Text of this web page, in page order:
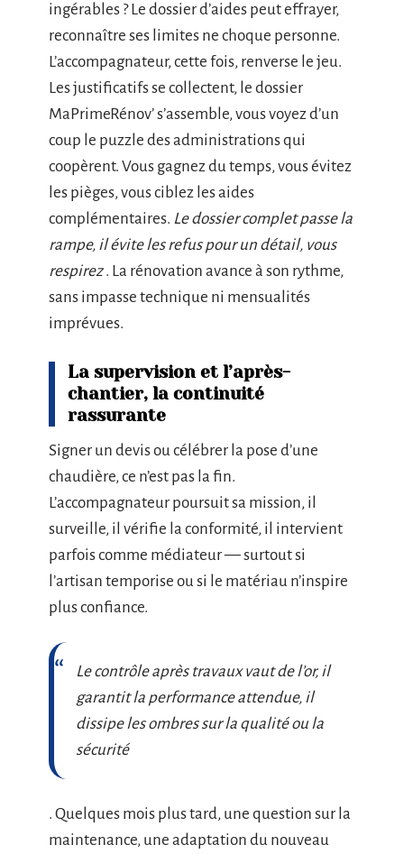
ingérables ? Le dossier d’aides peut effrayer,
reconnaître ses limites ne choque personne.
L’accompagnateur, cette fois, renverse le jeu.
Les justificatifs se collectent, le dossier
MaPrimeRénov’ s’assemble, vous voyez d’un
coup le puzzle des administrations qui
coopèrent. Vous gagnez du temps, vous évitez
les pièges, vous ciblez les aides
complémentaires. Le dossier complet passe la
rampe, il évite les refus pour un détail, vous
respirez. La rénovation avance à son rythme,
sans impasse technique ni mensualités
imprévues.
La supervision et l’après-
chantier, la continuité
rassurante
Signer un devis ou célébrer la pose d’une
chaudière, ce n’est pas la fin.
L’accompagnateur poursuit sa mission, il
surveille, il vérifie la conformité, il intervient
parfois comme médiateur — surtout si
l’artisan temporise ou si le matériau n’inspire
plus confiance.
Le contrôle après travaux vaut de l’or, il
garantit la performance attendue, il
dissipe les ombres sur la qualité ou la
sécurité
. Quelques mois plus tard, une question sur la
maintenance, une adaptation du nouveau